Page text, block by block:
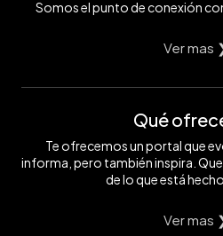
Somos el punto de conexión
Ver mas
Qué
Te ofrecemos un portal que
informa, pero también inspira.
de lo que está
Ver mas